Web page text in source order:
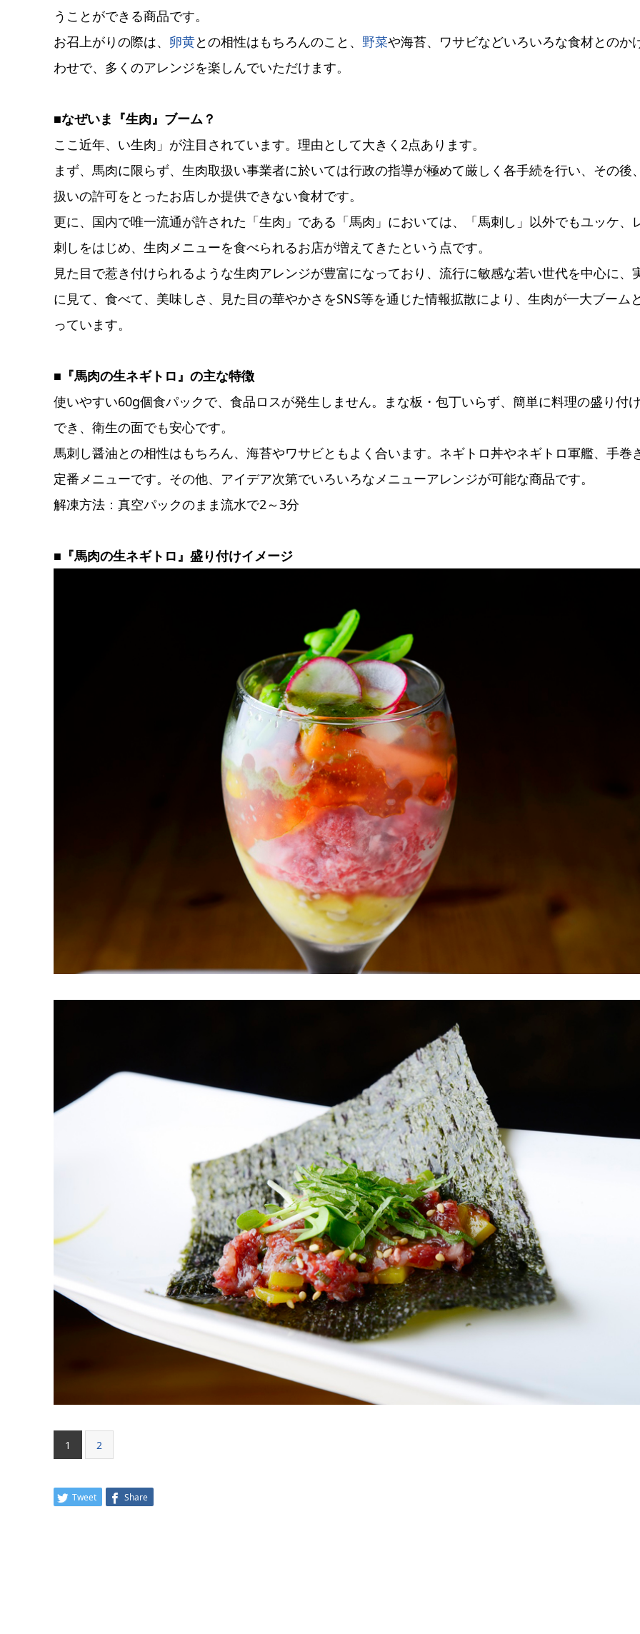
うことができる商品です。
お召上がりの際は、 卵黄との相性はもちろんのこと、 野菜や海苔、ワサビなどいろいろな食材とのか
わせで、多くのアレンジを楽しんでいただけます。
■なぜいま『生肉』ブーム？
ここ近年、い生肉」が注目されています。理由として大きく2点あります。
まず、馬肉に限らず、生肉取扱い事業者に於いては行政の指導が極めて厳しく各手続を行い、その後
扱いの許可をとったお店しか提供できない食材です。
更に、国内で唯一流通が許された「生肉」である「馬肉」においては、「馬刺し」以外でもユッケ、
刺しをはじめ、生肉メニューを食べられるお店が増えてきたという点です。
見た目で惹き付けられるような生肉アレンジが豊富になっており、流行に敏感な若い世代を中心に、
に見て、食べて、美味しさ、見た目の華やかさをSNS等を通じた情報拡散により、生肉が一大ブーム
っています。
■『馬肉の生ネギトロ』の主な特徴
使いやすい60g個食パックで、食品ロスが発生しません。まな板・包丁いらず、簡単に料理の盛り付
でき、衛生の面でも安心です。
馬刺し醤油との相性はもちろん、海苔やワサビともよく合います。ネギトロ丼やネギトロ軍艦、手巻
定番メニューです。その他、アイデア次第でいろいろなメニューアレンジが可能な商品です。
解凍方法：真空パックのまま流水で2～3分
■『馬肉の生ネギトロ』盛り付けイメージ
1 2
Tweet Share